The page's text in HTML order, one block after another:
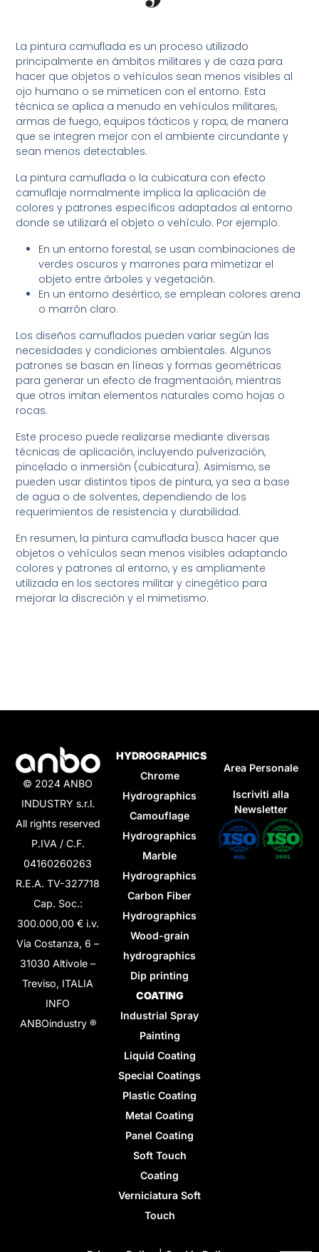
La pintura camuflada es un proceso utilizado
principalmente en ámbitos militares y de caza para
hacer que objetos o vehículos sean menos visibles al
ojo humano o se mimeticen con el entorno. Esta
técnica se aplica a menudo en vehículos militares,
armas de fuego, equipos tácticos y ropa, de manera
que se integren mejor con el ambiente circundante y
sean menos detectables.
La pintura camuflada o la cubicatura con efecto
camuflaje normalmente implica la aplicación de
colores y patrones específicos adaptados al entorno
donde se utilizará el objeto o vehículo. Por ejemplo:
En un entorno forestal, se usan combinaciones de
verdes oscuros y marrones para mimetizar el
objeto entre árboles y vegetación.
En un entorno desértico, se emplean colores arena
o marrón claro.
Los diseños camuflados pueden variar según las
necesidades y condiciones ambientales. Algunos
patrones se basan en líneas y formas geométricas
para generar un efecto de fragmentación, mientras
que otros imitan elementos naturales como hojas o
rocas.
Este proceso puede realizarse mediante diversas
técnicas de aplicación, incluyendo pulverización,
pincelado o inmersión (cubicatura). Asimismo, se
pueden usar distintos tipos de pintura, ya sea a base
de agua o de solventes, dependiendo de los
requerimientos de resistencia y durabilidad.
En resumen, la pintura camuflada busca hacer que
objetos o vehículos sean menos visibles adaptando
colores y patrones al entorno, y es ampliamente
utilizada en los sectores militar y cinegético para
mejorar la discreción y el mimetismo.
© 2024 ANBO
INDUSTRY s.r.l.
All rights reserved
P.IVA / C.F.
04160260263
R.E.A. TV-327718
Cap. Soc.:
300.000,00 € i.v.
Via Costanza, 6 –
31030 Altivole –
Treviso, ITALIA
INFO
ANBOindustry ®
HYDROGRAPHICS
Chrome
Hydrographics
Camouflage
Hydrographics
Marble
Hydrographics
Carbon Fiber
Hydrographics
Wood-grain
hydrographics
Dip printing
COATING
Industrial Spray
Painting
Liquid Coating
Special Coatings
Plastic Coating
Metal Coating
Panel Coating
Soft Touch
Coating
Verniciatura Soft
Touch
Area Personale
Iscriviti alla
Newsletter